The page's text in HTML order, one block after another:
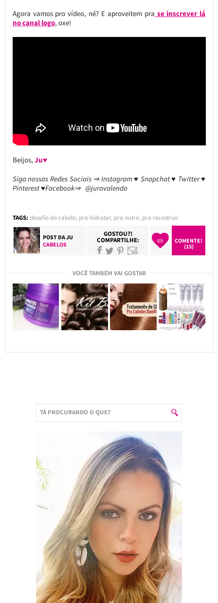
Agora vamos pro vídeo, né? E aproveitem pra se inscrever lá
no canal logo, oxe!
Beijos, Ju♥
Siga nossas Redes Sociais ⇒ Instagram ♥ Snapchat ♥ Twitter ♥
Pinterest ♥Facebook⇒ @jurovalendo
TAGS: desafio do cabelo, pra hidratar, pra nutrir, pra recostruir
POST DAJU
CABELOS
GOSTOU?!
COMPARTILHE: 69
COMENTE!
(15)
VOCÊ TAMBÉM VAI GOSTAR